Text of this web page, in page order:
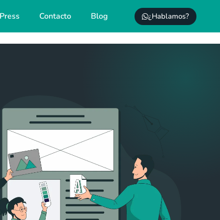
Contacto Blog ¿Hablamos?